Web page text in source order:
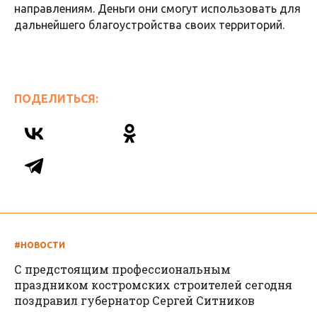
направлениям. Деньги они смогут использовать для
дальнейшего благоустройства своих территорий.
ПОДЕЛИТЬСЯ:
#НОВОСТИ
С предстоящим профессиональным
праздником костромских строителей сегодня
поздравил губернатор Сергей Ситников